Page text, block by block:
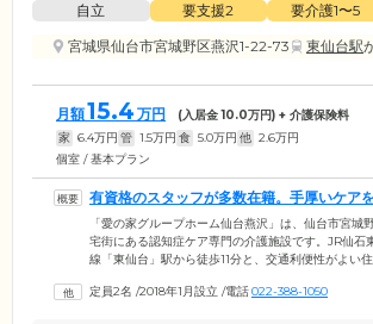
自立 要支援2 要介護1〜5
宮城県仙台市宮城野区燕沢1-22-73
東仙台駅
月額15.4 万円 (入居金10.0万円) + 介護保険料
家 6.4万円 管 1.5万円 食 5.0万円 他 2.6万円
個室 / 基本プラン
有資格のスタッフが多数在籍。手厚いケア
す
「愛の家グループホーム仙台燕沢」は、仙台市宮城
宅街にある認知症ケア専門の介護施設です。JR仙石
線「東仙台」駅から徒歩11分と、交通利便性がよい
には介護に関する専門資格を持つスタッフが多く在
定員2名 /2018年1月設立 /電話022-388-1050